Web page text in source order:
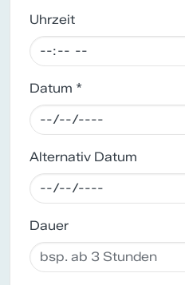
Uhrzeit
Datum *
Alternativ Datum
Dauer